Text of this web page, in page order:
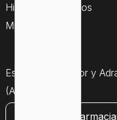
Historial de pedidos
Mis direcciones
Estamos en Gador y
(Almería)
Consultar